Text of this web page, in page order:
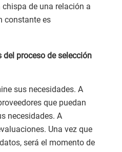
de una relación a
constante es
proceso de selección
sus necesidades. A
que puedan
necesidades. A
Una vez que
será el momento de